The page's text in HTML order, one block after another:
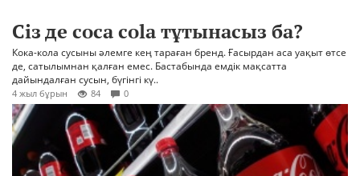
Сіз де coca cola тұтынасыз ба?
Кока-кола сусыны әлемге кең тараған бренд. Ғасырдан аса уақыт өтсе
де, сатылымнан қалған емес. Бастабында емдік мақсатта
дайындалған сусын, бүгінгі кү..
4 жыл бұрын 84 0